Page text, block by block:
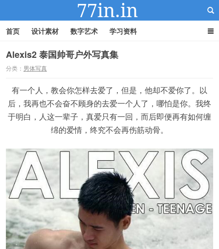
首页 设计素材 数字艺术 学习资料
Alexis2 泰国帅哥户外写真集
分类： 男体写真
有一个人，教会你怎样去爱了，但是，他却不爱你了。以
后，我再也不会奋不顾身的去爱一个人了，哪怕是你。我终
于明白，人这一辈子，真爱只有一回，而后即便再有如何缠
绵的爱情，终究不会再伤筋动骨。